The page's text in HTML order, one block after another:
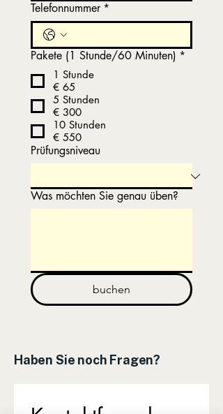
Telefonnummer *
Pakete (1 Stunde/60 Minuten) *
1 Stunde
€ 65
5 Stunden
€ 300
10 Stunden
€ 550
Prüfungsniveau
Was möchten Sie genau üben?
buchen
Haben Sie noch Fragen?